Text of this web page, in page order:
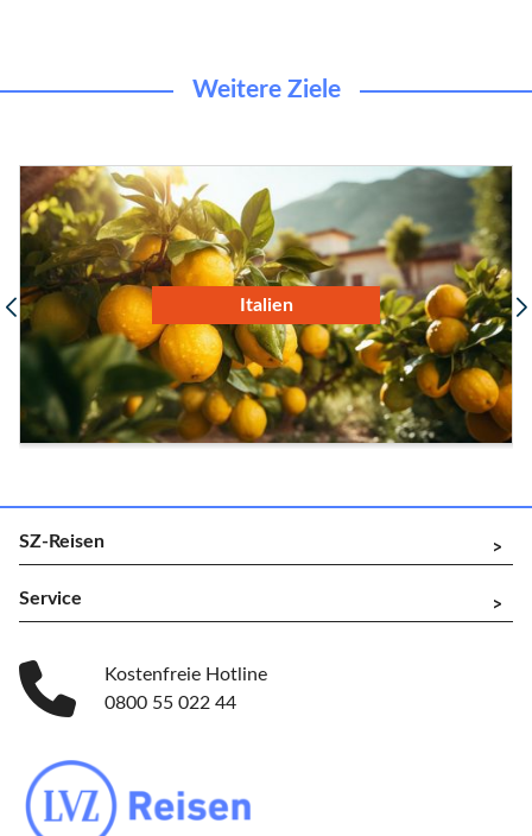
Weitere Ziele
Slowenien
SZ-Reisen ^
Service ^
Kostenfreie Hotline
0800 55 022 44